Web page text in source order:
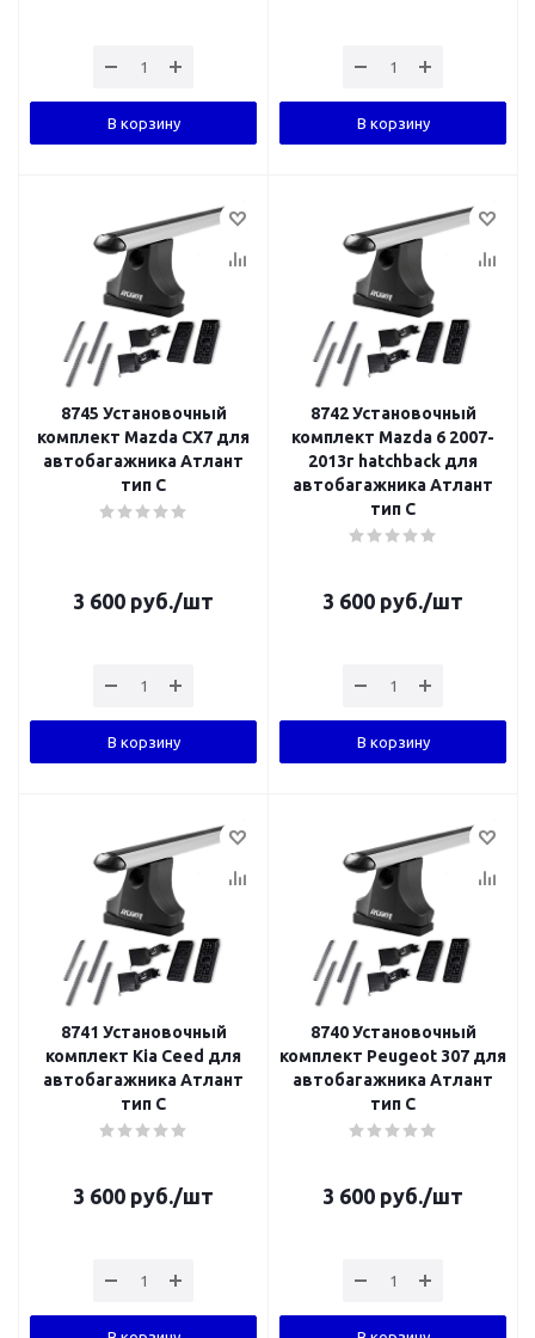
В корзину В корзину
8745 Установочный
комплект Mazda СХ7 для
автобагажника Атлант
тип C
3 600 руб./шт
В корзину
8742 Установочный
комплект Mazda 6 2007-
2013г hatchback для
автобагажника Атлант
тип C
3 600 руб./шт
В корзину
8741 Установочный
комплект Kia Ceed для
автобагажника Атлант
тип C
3 600 руб./шт
8740 Установочный
комплект Peugeot 307 для
автобагажника Атлант
тип C
3 600 руб./шт